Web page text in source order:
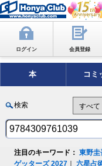
ログイン 会員登録
本 コミ
検索
注目のキーワード： 東野圭
ゲッターズ 2027 ｜六星占